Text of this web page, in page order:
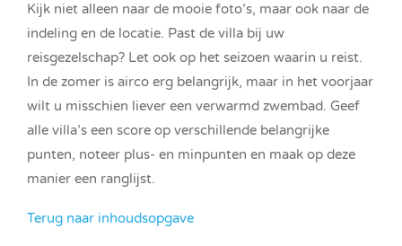
Kijk niet alleen naar de mooie foto’s, maar ook naar de
indeling en de locatie. Past de villa bij uw
reisgezelschap? Let ook op het seizoen waarin u reist.
In de zomer is airco erg belangrijk, maar in het voorjaar
wilt u misschien liever een verwarmd zwembad. Geef
alle villa’s een score op verschillende belangrijke
punten, noteer plus- en minpunten en maak op deze
manier een ranglijst.
Terug naar inhoudsopgave